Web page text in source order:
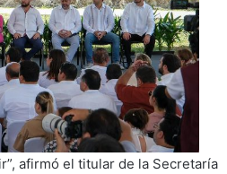
afirmó el titular de la Secretaría